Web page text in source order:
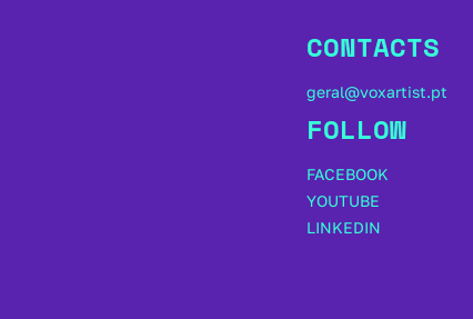
CONTACTS
geral@voxartist.pt
FOLLOW
FACEBOOK
YOUTUBE
LINKEDIN